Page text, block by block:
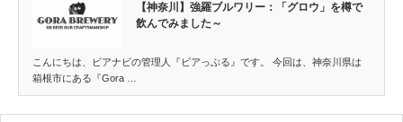
【神奈川】強羅ブルワリー：「グロウ」を樽で
飲んでみました～
こんにちは、ビアナビの管理人『ビアっぷる』です。 今回は、神奈川県は
箱根市にある『Gora …